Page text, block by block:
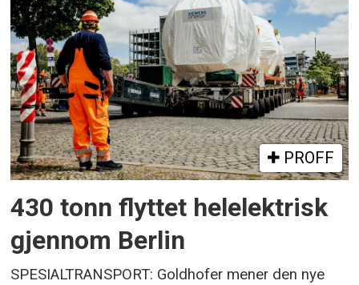
PROFF
430 tonn flyttet helelektrisk
gjennom Berlin
SPESIALTRANSPORT: Goldhofer mener den nye